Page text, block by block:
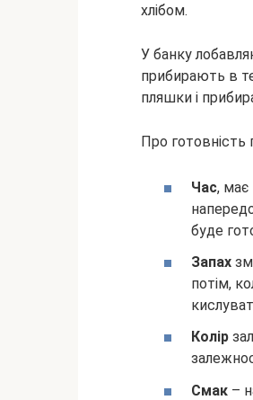
хлібом.
У банку
прибирають в
пляшки і
Про готовність
Час, має
буде
Запах
потім,
Колір
Смак –